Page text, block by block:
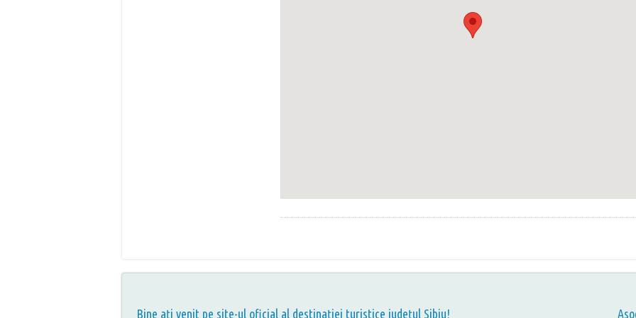
Bine aţi venit pe site-ul oficial al destinației turistice județul Sibiu!